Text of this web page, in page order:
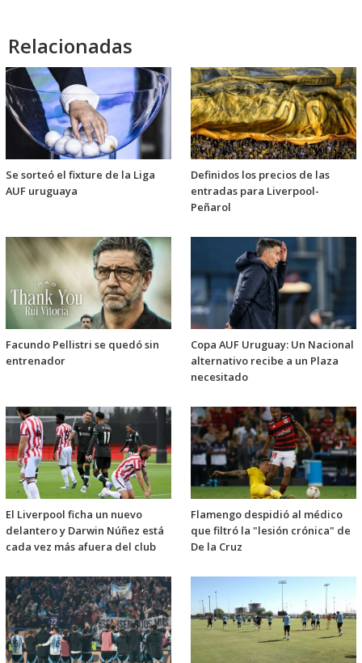
Relacionadas
Se sorteó el fixture de la Liga
AUF uruguaya
Definidos los precios de las
entradas para Liverpool-
Peñarol
Facundo Pellistri se quedó sin
entrenador
Copa AUF Uruguay: Un Nacional
alternativo recibe a un Plaza
necesitado
El Liverpool ficha un nuevo
delantero y Darwin Núñez está
cada vez más afuera del club
Flamengo despidió al médico
que filtró la "lesión crónica" de
De la Cruz